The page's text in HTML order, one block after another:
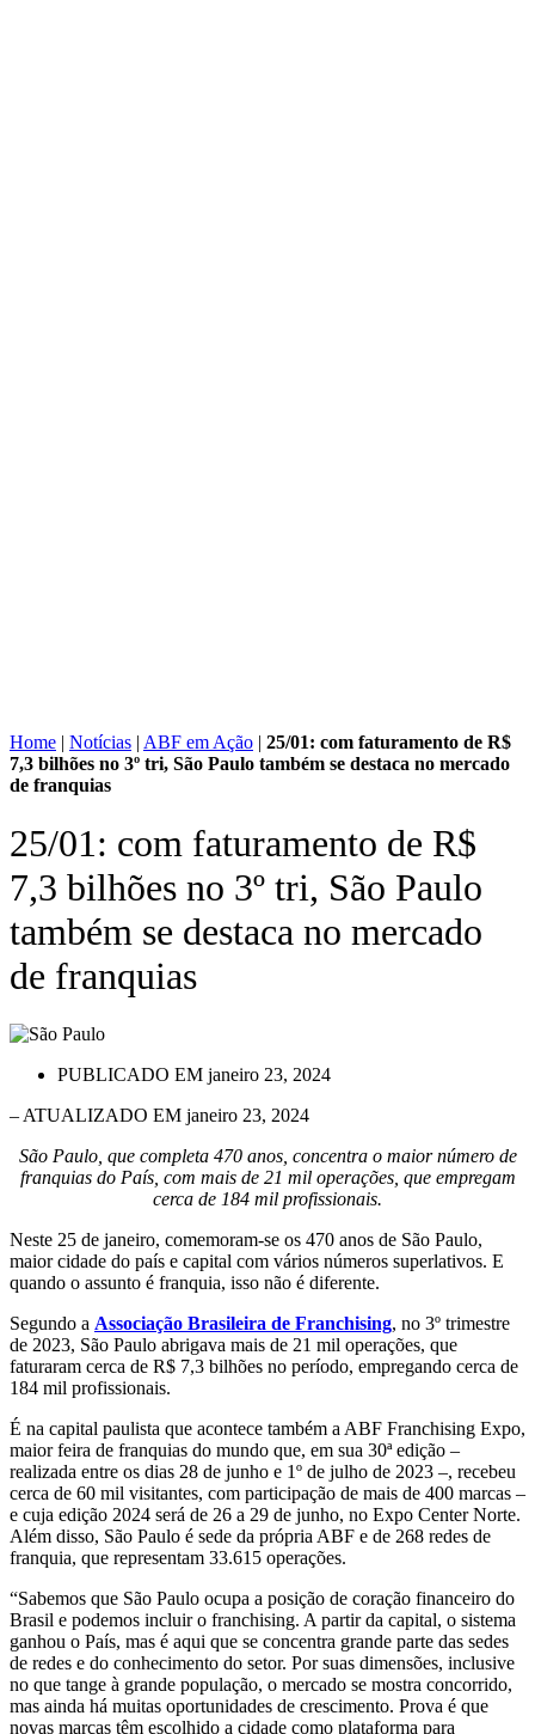
Home | Notícias | ABF em Ação | 25/01: com faturamento de R$
7,3 bilhões no 3º tri, São Paulo também se destaca no mercado
de franquias
25/01: com faturamento de R$
7,3 bilhões no 3º tri, São Paulo
também se destaca no mercado
de franquias
PUBLICADO EM janeiro 23, 2024
– ATUALIZADO EM janeiro 23, 2024
São Paulo, que completa 470 anos, concentra o maior número de
franquias do País, com mais de 21 mil operações, que empregam
cerca de 184 mil profissionais.
Neste 25 de janeiro, comemoram-se os 470 anos de São Paulo,
maior cidade do país e capital com vários números superlativos. E
quando o assunto é franquia, isso não é diferente.
Segundo a Associação Brasileira de Franchising, no 3º trimestre
de 2023, São Paulo abrigava mais de 21 mil operações, que
faturaram cerca de R$ 7,3 bilhões no período, empregando cerca de
184 mil profissionais.
É na capital paulista que acontece também a ABF Franchising Expo,
maior feira de franquias do mundo que, em sua 30ª edição –
realizada entre os dias 28 de junho e 1º de julho de 2023 –, recebeu
cerca de 60 mil visitantes, com participação de mais de 400 marcas –
e cuja edição 2024 será de 26 a 29 de junho, no Expo Center Norte.
Além disso, São Paulo é sede da própria ABF e de 268 redes de
franquia, que representam 33.615 operações.
“Sabemos que São Paulo ocupa a posição de coração financeiro do
Brasil e podemos incluir o franchising. A partir da capital, o sistema
ganhou o País, mas é aqui que se concentra grande parte das sedes
de redes e do conhecimento do setor. Por suas dimensões, inclusive
no que tange à grande população, o mercado se mostra concorrido,
mas ainda há muitas oportunidades de crescimento. Prova é que
novas marcas têm escolhido a cidade como plataforma para